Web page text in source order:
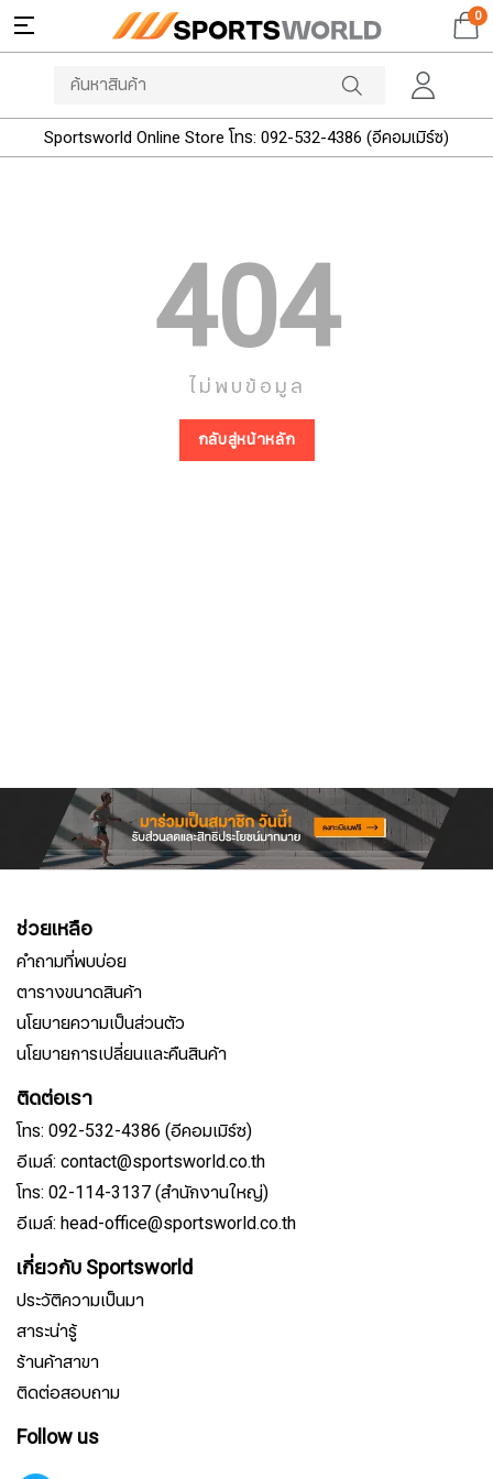
0
Sportsworld Online Store โทร: 092-532-4386 (อีคอมเมิร์ซ)
404
ไม่พบข้อมูล
กลับสู่หน้าหลัก
ช่วยเหลือ
คำถามที่พบบ่อย
ตารางขนาดสินค้า
นโยบายความเป็นส่วนตัว
นโยบายการเปลี่ยนและคืนสินค้า
ติดต่อเรา
โทร: 092-532-4386 (อีคอมเมิร์ซ)
อีเมล์: contact@sportsworld.co.th
โทร: 02-114-3137 (สำนักงานใหญ่)
อีเมล์: head-office@sportsworld.co.th
เกี่ยวกับ Sportsworld
ประวัติความเป็นมา
สาระน่ารู้
ร้านค้าสาขา
ติดต่อสอบถาม
Follow us